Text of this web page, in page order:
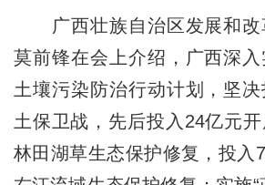
广西壮族自治区发展和改
莫前锋在会上介绍，广西深入
土壤污染防治行动计划，坚
土保卫战，先后投入24亿元
林田湖草生态保护修复，投入